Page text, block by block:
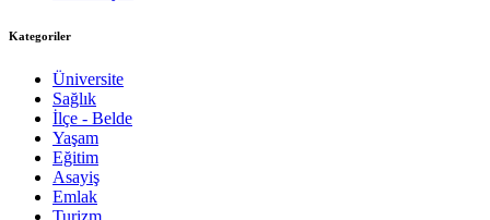
Kategoriler
Üniversite
Sağlık
İlçe - Belde
Yaşam
Eğitim
Asayiş
Emlak